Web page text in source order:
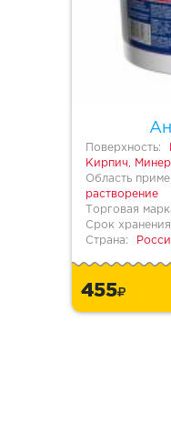
Поверхность:
Кирпич,
Область
растворение
Торговая
Срок
Страна:
455